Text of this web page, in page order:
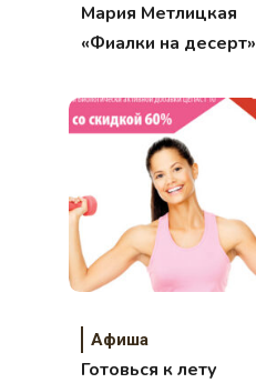
Мария Метлицкая
«Фиалки на десерт»
Афиша
Готовься к лету